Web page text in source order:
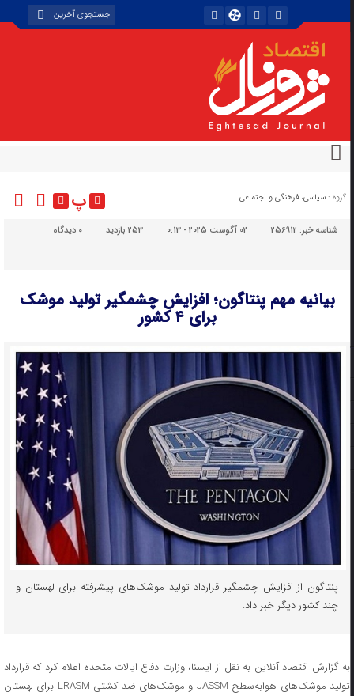
گروه : سیاسی، فرهنگی و اجتماعی پ
شناسه خبر:256912 02 آگوست 2025 - 0:13 253 بازدید دیدگاه
بیانیه مهم پنتاگون؛ افزایش چشمگیر تولید موشک‌
برای ۴ کشور
پنتاگون از افزایش چشمگیر قرارداد تولید موشک‌های پیشرفته برای لهستان و
چند کشور دیگر خبر داد.
به گزارش اقتصاد آنلاین به نقل از ایسنا، وزارت دفاع ایالات متحده اعلام کرد که قرارداد
تولید موشک‌های هوابه‌سطح JASSM و موشک‌های ضد کشتی LRASM برای لهستان